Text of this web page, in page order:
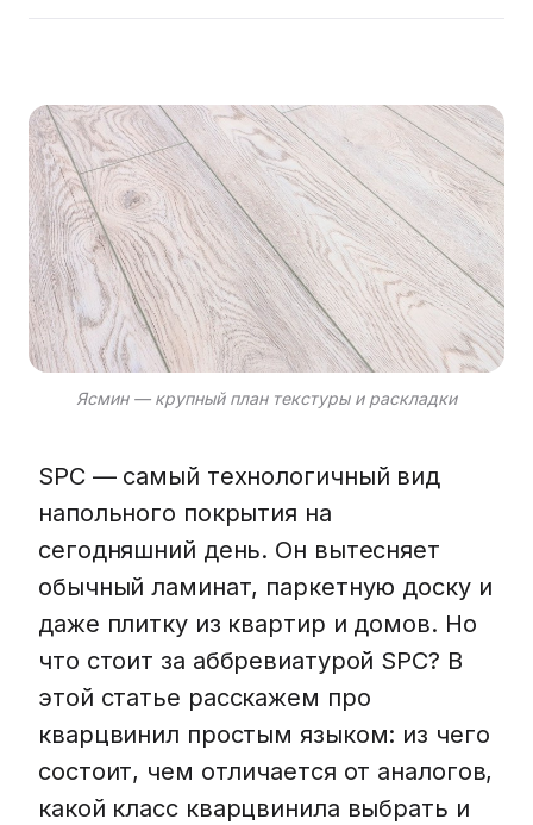
Ясмин — крупный план текстуры и раскладки
SPC — самый технологичный вид
напольного покрытия на
сегодняшний день. Он вытесняет
обычный ламинат, паркетную доску и
даже плитку из квартир и домов. Но
что стоит за аббревиатурой SPC? В
этой статье расскажем про
кварцвинил простым языком: из чего
состоит, чем отличается от аналогов,
какой класс кварцвинила выбрать и